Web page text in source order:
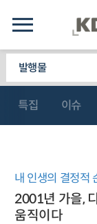
발행물
특집 이슈
내 인생의 결정적
2001년 가을,
움직이다